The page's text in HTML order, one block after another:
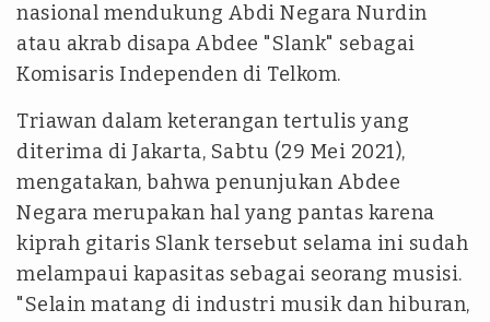
nasional mendukung Abdi Negara Nurdin
atau akrab disapa Abdee "Slank" sebagai
Komisaris Independen di Telkom.
Triawan dalam keterangan tertulis yang
diterima di Jakarta, Sabtu (29 Mei 2021),
mengatakan, bahwa penunjukan Abdee
Negara merupakan hal yang pantas karena
kiprah gitaris Slank tersebut selama ini sudah
melampaui kapasitas sebagai seorang musisi.
"Selain matang di industri musik dan hiburan,